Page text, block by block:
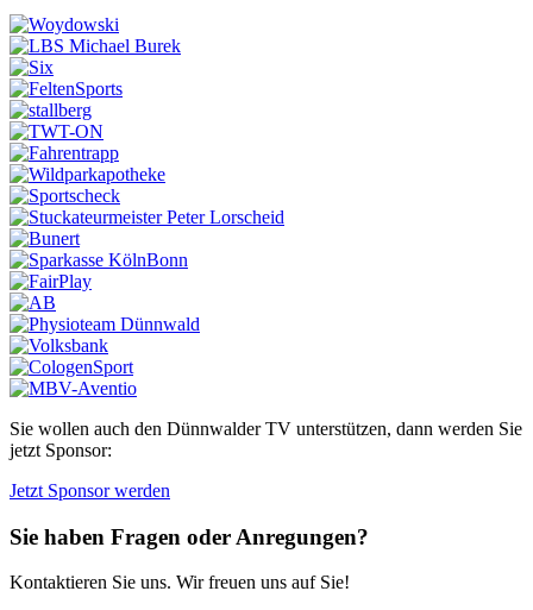
Sie wollen auch den Dünnwalder TV unterstützen, dann werden Sie
jetzt Sponsor:
Jetzt Sponsor werden
Sie haben Fragen oder Anregungen?
Kontaktieren Sie uns. Wir freuen uns auf Sie!